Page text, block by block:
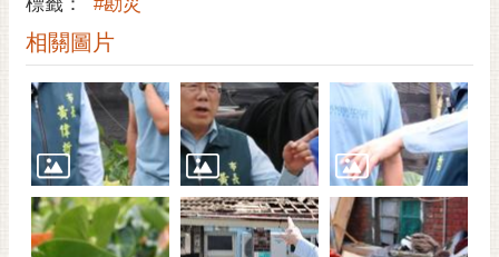
相關圖片